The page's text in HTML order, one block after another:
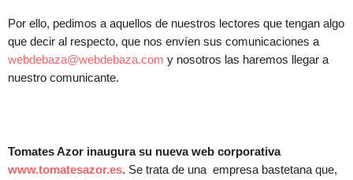
Por ello, pedimos a aquellos de nuestros lectores que tengan algo
que decir al respecto, que nos envíen sus comunicaciones a
webdebaza@webdebaza.com y nosotros las haremos llegar a
nuestro comunicante.
Tomates Azor inaugura su nueva web corporativa
www.tomatesazor.es. Se trata de una empresa bastetana que,